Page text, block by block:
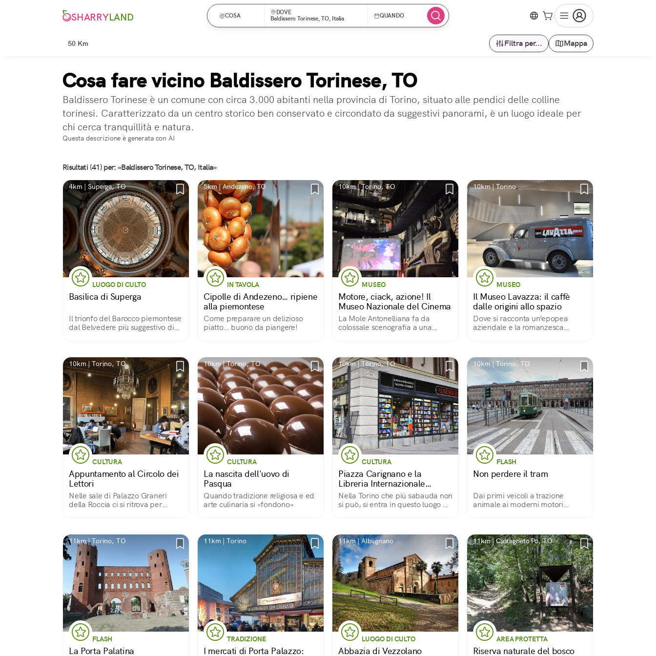
SHARRYLAND COSA
DOVE
Baldissero Torinese, TO, Italia
QUANDO
50 Km Filtra per... Mappa
Cosa fare vicino Baldissero Torinese, TO
Baldissero Torinese è un comune con circa 3.000 abitanti nella provincia di Torino, situato alle pendici delle colline
torinesi. Caratterizzato da un centro storico ben conservato e circondato da suggestivi panorami, è un luogo ideale per
chi cerca tranquillità e natura.
Questa descrizione è generata con AI
Risultati (41) per: «Baldissero Torinese, TO, Italia»
4km | Superga, TO
LUOGO DI CULTO
Basilica di Superga
Il trionfo del Barocco piemontese
dal Belvedere più suggestivo di
5km | Andezeno, TO
IN TAVOLA
Cipolle di Andezeno… ripiene
alla piemontese
Come preparare un delizioso
piatto… buono da piangere!
10km | Torino, TO
MUSEO
Motore, ciack, azione! Il
Museo Nazionale del Cinema
La Mole Antonelliana fa da
colossale scenografia a una
10km | Torino
MUSEO
Il Museo Lavazza: il caffè
dalle origini allo spazio
Dove si racconta un’epopea
aziendale e la romanzesca
10km | Torino, TO
CULTURA
Appuntamento al Circolo dei
Lettori
Nelle sale di Palazzo Graneri
della Roccia ci si ritrova per
10km | Torino, TO
CULTURA
La nascita dell'uovo di
Pasqua
Quando tradizione religiosa e ed
arte culinaria si «fondono»
10km | Torino, TO
CULTURA
Piazza Carignano e la
Libreria Internazionale
Luxemburg
Nella Torino che più sabauda non
si può, si entra in questo luogo di
10km | Torino, TO
FLASH
Non perdere il tram
Dai primi veicoli a trazione
animale ai moderni motori
vecchio tram, restaurato e di
nuovo in servizio.
11km | Torino, TO
FLASH
La Porta Palatina
11km | Torino
TRADIZIONE
I mercati di Porta Palazzo:
11km | Albugnano
LUOGO DI CULTO
Abbazia di Vezzolano
11km | Castagneto Po, TO
AREA PROTETTA
Riserva naturale del bosco